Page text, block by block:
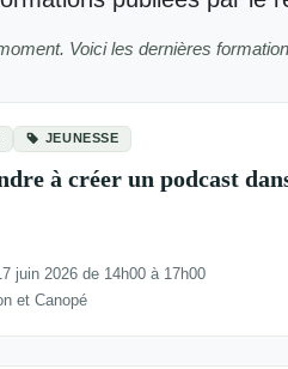
Voici les dernières
JEUNESSE
à créer un podcast
juin 2026 de 14h00 à 17h00
et Canopé